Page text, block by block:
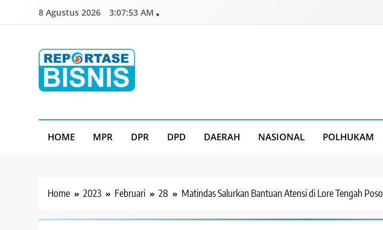
8 Agustus 2026 3:07:54 AM
HOME MPR DPR DPD DAERAH NASIONAL POLHUKAM
Home 2023 Februari 28 Matindas Salurkan Bantuan Atensi di Lore Tengah Poso